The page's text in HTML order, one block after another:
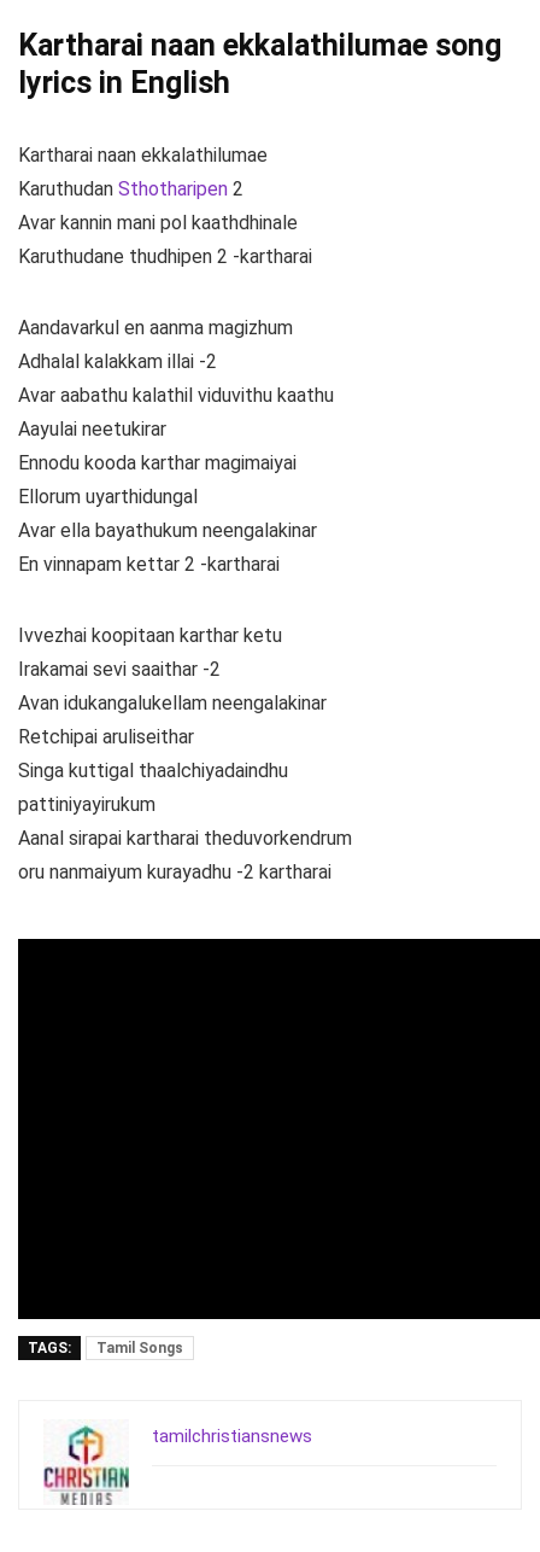
Kartharai naan ekkalathilumae song
lyrics in English
Kartharai naan ekkalathilumae
Karuthudan Sthotharipen 2
Avar kannin mani pol kaathdhinale
Karuthudane thudhipen 2 -kartharai
Aandavarkul en aanma magizhum
Adhalal kalakkam illai -2
Avar aabathu kalathil viduvithu kaathu
Aayulai neetukirar
Ennodu kooda karthar magimaiyai
Ellorum uyarthidungal
Avar ella bayathukum neengalakinar
En vinnapam kettar 2 -kartharai
Ivvezhai koopitaan karthar ketu
Irakamai sevi saaithar -2
Avan idukangalukellam neengalakinar
Retchipai aruliseithar
Singa kuttigal thaalchiyadaindhu
pattiniyayirukum
Aanal sirapai kartharai theduvorkendrum
oru nanmaiyum kurayadhu -2 kartharai
TAGS: Tamil Songs
tamilchristiansnews